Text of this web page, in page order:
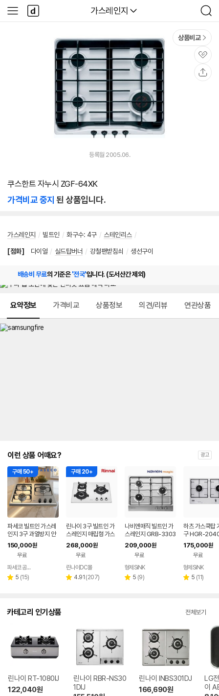
다나와
가스레인지
검
색
사
이
다
나
와
상품비교
관
심
등록월 2005.06.
쿠스한트 자누시 ZGF-64XK
가격비교 중지 된 상품입니다.
가스레인지 / 빌트인 / 화구수: 4구 / 스테인리스 /
[점화] 다이얼 / 실드탑버너 / 강철팬받침쇠 / 생선구이
배송비 무료의 기준은'전국'입니다. (도서산간 제외)
요약정보 가격비교 상품정보 의견/리뷰 연관상품
이런 상품 어때요? 광고
구매 50+
파세코 빌트인 가스레
인지 3구 과열방지 안
전센서 매립형 가스쿡
탑 LNG 실버 스틸
150,000원
무료
파세코 공식인증점
별 5 리
(15)
구매 20+
린나이 3구 빌트인 가
스레인지 매립형 가스
쿡탑 화이트 건전지 교
체형 RBR-P3511WD
268,000원
무료
린나이DC몰
별 4.91 리
(207)
나비엔매직 빌트인 가
스레인지 GRB-3303
ND/PD 매립형 가스쿡
탑 560X480
209,000원
무료
형제SiNK
별 5 리
(9)
하츠 가스쿡탑
구 HGR-
빌트인 매립형
이즈
175,000원
무료
형제SiNK
별 5 리
(11)
카테고리 인기상품 전체보기
린나이 RT-1080IJ
122,040원
린나이 RBR-NS30
1DIJ
린나이 INBS301DJ
166,690원
LG
이